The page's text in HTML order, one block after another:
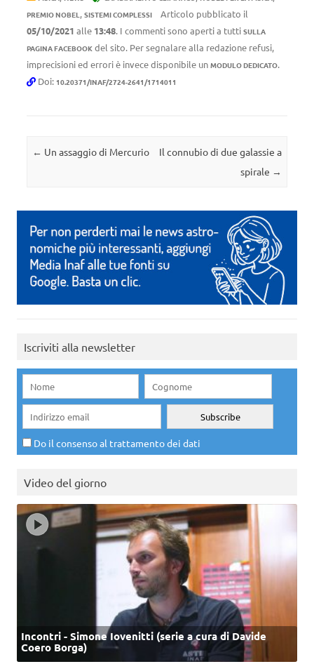
PREMIO NOBEL, SISTEMI COMPLESSI
Articolo pubblicato il
05/10/2021 alle 13:48. I commenti sono aperti a tutti SULLA
PAGINA FACEBOOK del sito. Per segnalare alla redazione refusi,
imprecisioni ed errori è invece disponibile un MODULO DEDICATO.
Doi: 10.20371/INAF/2724-2641/1714011
Navigazione articolo
← Un assaggio di Mercurio
Il connubio di due galassie a
spirale →
Iscriviti alla newsletter
Do il consenso al trattamento dei dati
Video del giorno
Incontri - Simone Iovenitti (serie a cura di Davide
Coero Borga)